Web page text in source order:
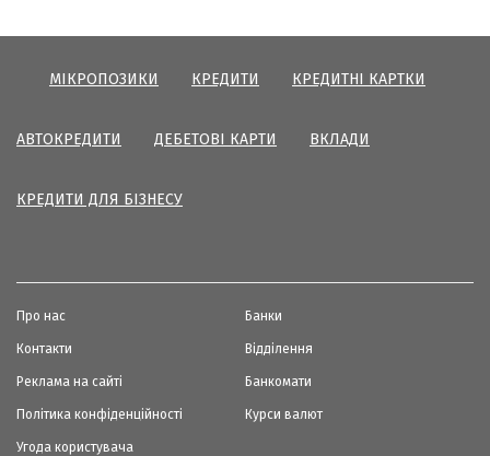
МІКРОПОЗИКИ КРЕДИТИ КРЕДИТНІ КАРТКИ
АВТОКРЕДИТИ ДЕБЕТОВІ КАРТИ ВКЛАДИ
КРЕДИТИ ДЛЯ БІЗНЕСУ
Про нас
Контакти
Реклама на сайті
Політика конфіденційності
Угода користувача
Банки
Відділення
Банкомати
Курси валют